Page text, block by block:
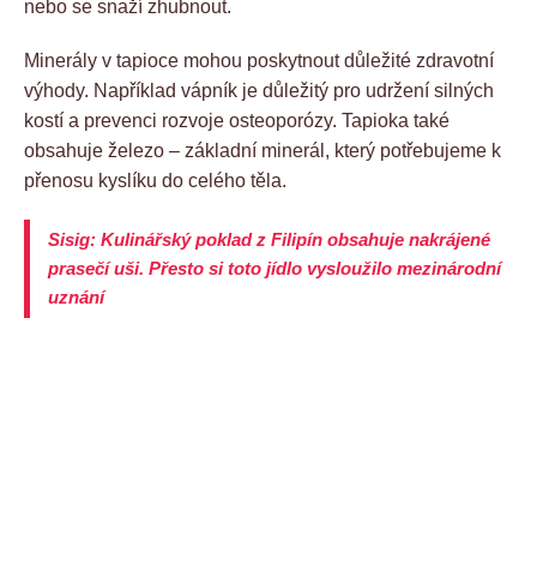
nebo se snaží zhubnout.
Minerály v tapioce mohou poskytnout důležité zdravotní
výhody. Například vápník je důležitý pro udržení silných
kostí a prevenci rozvoje osteoporózy. Tapioka také
obsahuje železo – základní minerál, který potřebujeme k
přenosu kyslíku do celého těla.
Sisig: Kulinářský poklad z Filipín obsahuje nakrájené
prasečí uši. Přesto si toto jídlo vysloužilo mezinárodní
uznání